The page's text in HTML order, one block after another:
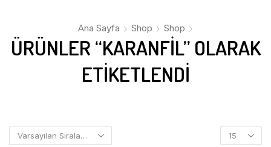
Ana Sayfa Shop Shop
ÜRÜNLER “KARANFIL” OLARAK
ETIKETLENDI